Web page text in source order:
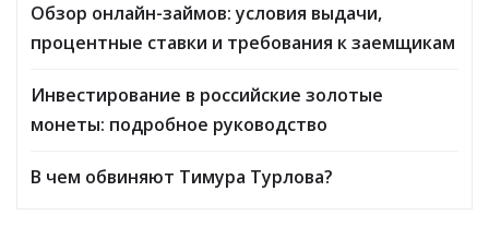
Обзор онлайн-займов: условия выдачи,
процентные ставки и требования к заемщикам
Инвестирование в российские золотые
монеты: подробное руководство
В чем обвиняют Тимура Турлова?